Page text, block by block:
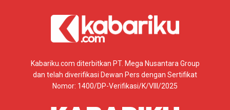
Kabariku.com diterbitkan PT. Mega Nusantara Group
dan telah diverifikasi Dewan Pers dengan Sertifikat
Nomor: 1400/DP-Verifikasi/K/VIII/2025